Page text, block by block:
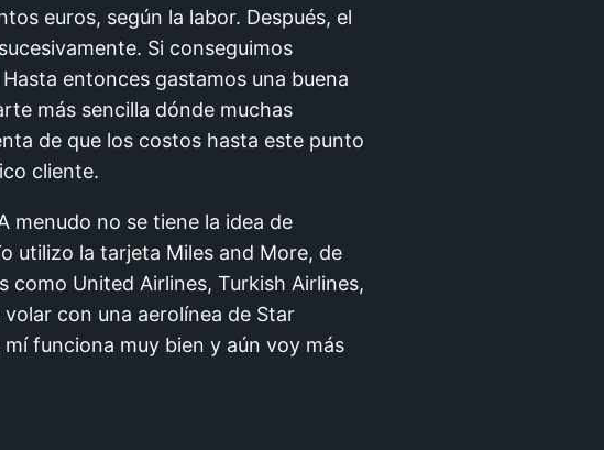
euros, según la labor. Después, el
Si conseguimos
entonces gastamos una buena
más sencilla dónde muchas
de que los costos hasta este punto
cliente.
menudo no se tiene la idea de
utilizo la tarjeta Miles and More, de
como United Airlines, Turkish Airlines,
con una aerolínea de Star
funciona muy bien y aún voy más